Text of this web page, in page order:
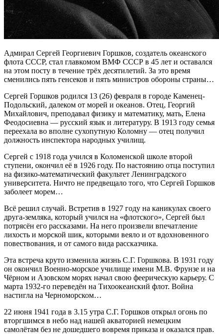
Адмирал Сергей Георгиевич Горшков, создатель океанского
флота СССР, стал главкомом ВМФ СССР в 45 лет и оставался
на этом посту в течение трёх десятилетий. За это время
сменились пять генсеков и пять министров обороны страны…
Сергей Горшков родился 13 (26) февраля в городе Каменец-
Подольский, далеком от морей и океанов. Отец, Георгий
Михайлович, преподавал физику и математику, мать, Елена
Феодосиевна — русский язык и литературу. В 1913 году семья
переехала во вполне сухопутную Коломну — отец получил
должность инспектора народных училищ.
Сергей с 1918 года учился в Коломенской школе второй
ступени, окончил её в 1926 году. По настоянию отца поступил
на физико-математический факультет Ленинградского
университета. Ничто не предвещало того, что Сергей Горшков
заболеет морем…
Всё решил случай. Встретив в 1927 году на каникулах своего
друга-земляка, который учился на «флотского», Сергей был
потрясён его рассказами. На него произвели впечатление
лихость и морской шик, которыми веяло и от вдохновенного
повествования, и от самого вида рассказчика.
Эта встреча круто изменила жизнь С.Г. Горшкова. В 1931 году
он окончил Военно-морское училище имени М.В. Фрунзе и на
Чёрном и Азовском морях начал свою феерическую карьеру. С
марта 1932-го переведён на Тихоокеанский флот. Война
настигла на Черноморском…
22 июня 1941 года в 3.15 утра С.Г. Горшков открыл огонь по
вторгшимся в небо над нашей акваторией немецким
самолётам без не дошедшего вовремя приказа и оказался прав.